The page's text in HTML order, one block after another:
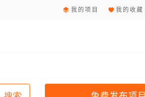
我的项目 我的收藏